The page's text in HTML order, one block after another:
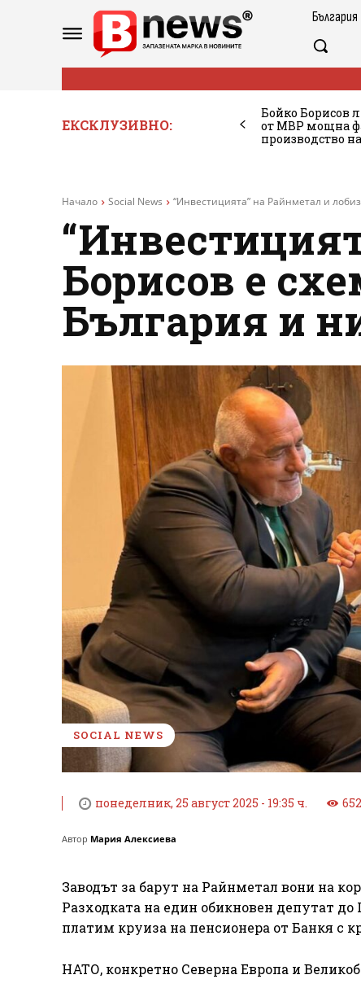
България
ЕКСКЛУЗИВНО:
Бойко Борисов
от МВР мощна
производство
Начало Social News “Инвестицията” на Райнметал и
Борисов е
България и
SOCIAL NEWS
понеделник, 25 август 2025 - 19:35 ч. 652
Автор Мария Алексиева
Заводът за барут на Райнметал вони на
Разходката на един обикновен депутат
платим круиза на пенсионера от Банкя с
НАТО, конкретно Северна Европа и